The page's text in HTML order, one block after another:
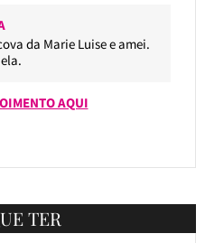
da Marie Luise e amei.
AQUI
TER